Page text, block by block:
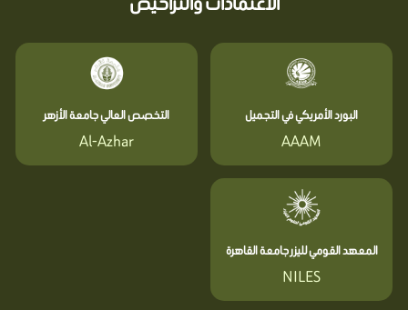
البورد الأمريكي في التجميل
AAAM
التخصص العالي جامعة الأزهر
Al-Azhar
المعهد القومي لليزر جامعة القاهرة
NILES